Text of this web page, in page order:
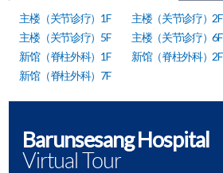
主楼（关节诊疗）1F 主楼（关节诊疗）2F
主楼（关节诊疗）5F
主楼（关节诊疗）6F
新馆（脊柱外科）1F
新馆（脊柱外科）2F
新馆（脊柱外科）7F
Barunsesang Hospital
Virtual Tour